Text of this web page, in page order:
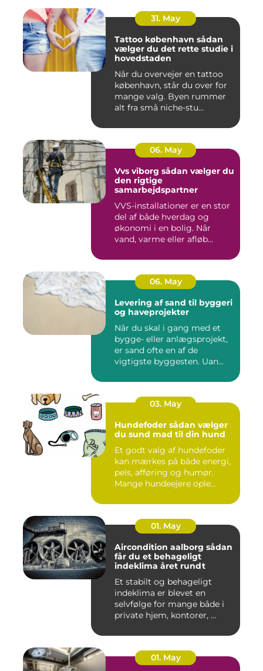
31. May
Tattoo københavn sådan
vælger du det rette studie i
hovedstaden
Når du overvejer en tattoo
københavn, står du over for
mange valg. Byen rummer
alt fra små niche-stu...
06. May
Vvs viborg sådan vælger du
den rigtige
samarbejdspartner
VVS-installationer er en stor
del af både hverdag og
økonomi i en bolig. Når
vand, varme eller afløb...
06. May
Levering af sand til byggeri
og haveprojekter
Når du skal i gang med et
bygge- eller anlægsprojekt,
er sand ofte en af de
vigtigste byggesten. Uan...
03. May
Hundefoder sådan vælger
du sund mad til din hund
Et godt valg af hundefoder
kan mærkes på både energi,
pels, afføring og humør.
Mange hundeejere ople...
01. May
Aircondition aalborg sådan
får du et behageligt
indeklima året rundt
Et stabilt og behageligt
indeklima er blevet en
selvfølge for mange både i
private hjem, kontorer, ...
01. May